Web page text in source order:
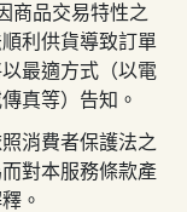
商品交易特性之
利供貨導致訂單
最適方式（以電
真等）告知。
消費者保護法之
對本服務條款產
。